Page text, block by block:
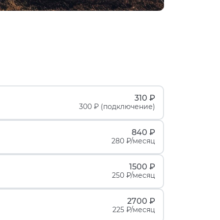
310 ₽
300 ₽ (подключение)
840 ₽
280 ₽/месяц
1500 ₽
250 ₽/месяц
2700 ₽
225 ₽/месяц